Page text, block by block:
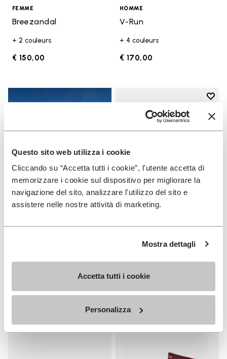
Questo sito web utilizza i cookie
Cliccando su “Accetta tutti i cookie”, l'utente accetta di
memorizzare i cookie sul dispositivo per migliorare la
navigazione del sito, analizzare l'utilizzo del sito e
assistere nelle nostre attività di marketing.
Mostra dettagli
Accetta tutti i cookie
Personalizza
FEMME
Breezandal
+ 2 couleurs
€ 150,00
HOMME
V-Run
+ 4 couleurs
€ 170,00
Add
HOMME
Breezandal
+ 3 couleurs
€ 150,00
Add to wishlist V-Run
Add